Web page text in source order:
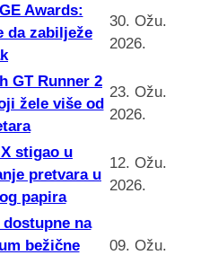
Awards:
da zabilježe
30. Ožu.
2026.
GT Runner 2
žele više od
23. Ožu.
2026.
stigao u
pretvara u
papira
12. Ožu.
2026.
na
bežične
09. Ožu.